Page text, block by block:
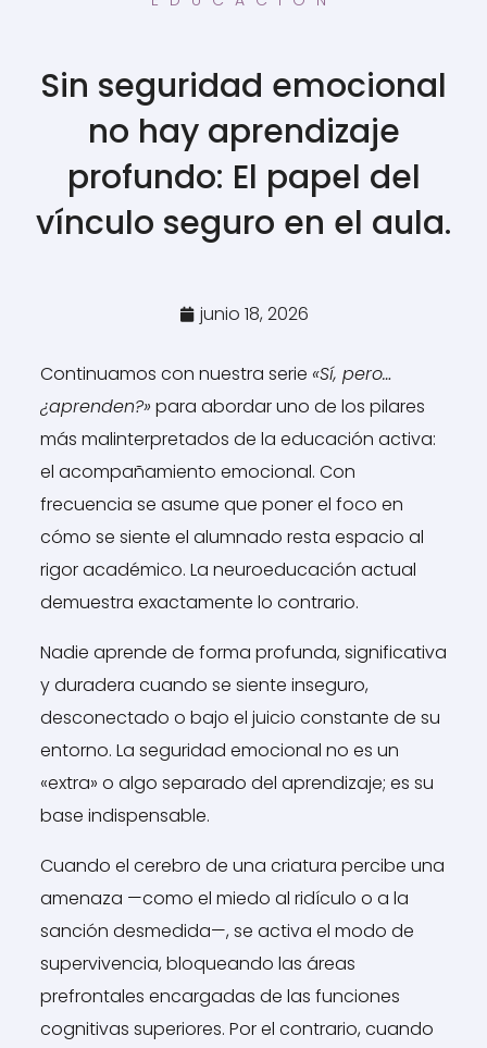
Sin seguridad emocional
no hay aprendizaje
profundo: El papel del
vínculo seguro en el aula.
junio 18, 2026
Continuamos con nuestra serie «Sí, pero…
¿aprenden?» para abordar uno de los pilares
más malinterpretados de la educación activa:
el acompañamiento emocional. Con
frecuencia se asume que poner el foco en
cómo se siente el alumnado resta espacio al
rigor académico. La neuroeducación actual
demuestra exactamente lo contrario.
Nadie aprende de forma profunda, significativa
y duradera cuando se siente inseguro,
desconectado o bajo el juicio constante de su
entorno. La seguridad emocional no es un
«extra» o algo separado del aprendizaje; es su
base indispensable.
Cuando el cerebro de una criatura percibe una
amenaza —como el miedo al ridículo o a la
sanción desmedida—, se activa el modo de
supervivencia, bloqueando las áreas
prefrontales encargadas de las funciones
cognitivas superiores. Por el contrario, cuando